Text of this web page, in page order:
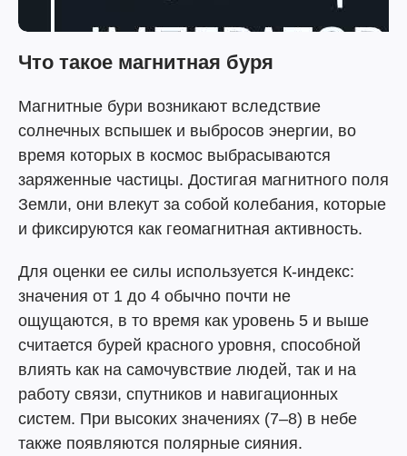
Что такое магнитная буря
Магнитные бури возникают вследствие
солнечных вспышек и выбросов энергии, во
время которых в космос выбрасываются
заряженные частицы. Достигая магнитного поля
Земли, они влекут за собой колебания, которые
и фиксируются как геомагнитная активность.
Для оценки ее силы используется К-индекс:
значения от 1 до 4 обычно почти не
ощущаются, в то время как уровень 5 и выше
считается бурей красного уровня, способной
влиять как на самочувствие людей, так и на
работу связи, спутников и навигационных
систем. При высоких значениях (7–8) в небе
также появляются полярные сияния.